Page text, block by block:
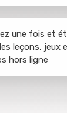
une fois et
leçons, jeux
hors ligne